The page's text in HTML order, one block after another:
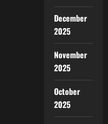
December
2025
November
2025
October
2025